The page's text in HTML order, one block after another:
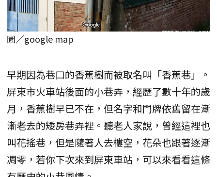
圖／google map
早期因為巷口的香蕉樹而被取名叫「香蕉巷」。
屏東市火車站後面的小巷弄，經歷了數十年的歲
月，香蕉樹早已不在，但名字和門牌依舊留在漸
漸老去的矮房巷弄裡。聽老人家說，曾經這裡也
叫花搖巷，但是隨著人去樓空，花朵也跟著逐漸
凋零，若你下次來到屏東車站，可以來看看這條